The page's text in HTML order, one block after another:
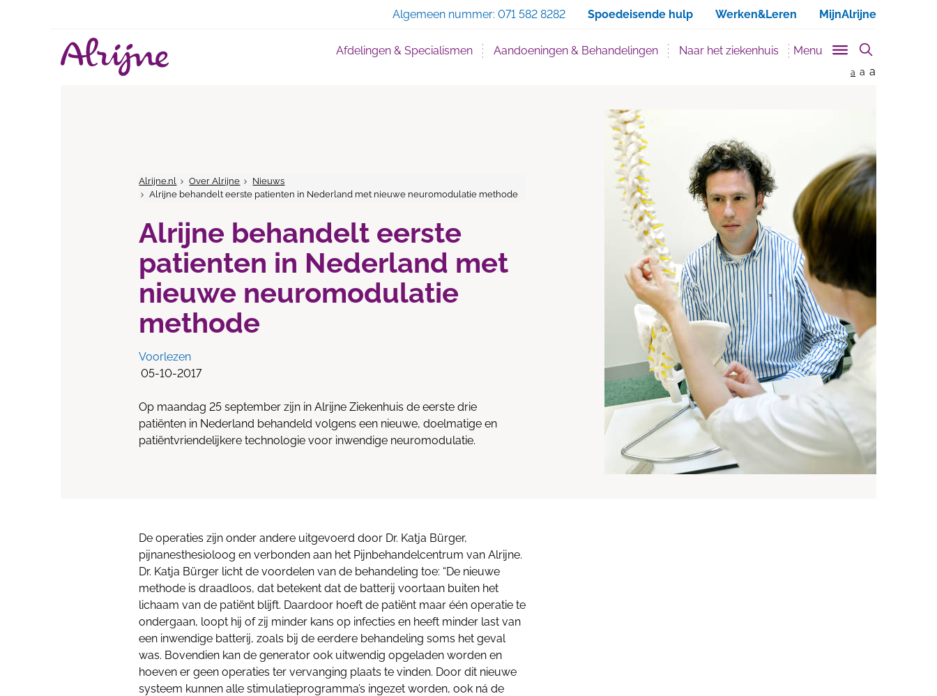
Algemeen nummer: 071 582 8282 Spoedeisende hulp Werken&Leren MijnAlrijne
Afdelingen & Specialismen Aandoeningen & Behandelingen Naar het ziekenhuis Menu
a a a
Alrijne.nl Over Alrijne
Nieuws
Alrijne behandelt eerste patienten in Nederland met nieuwe neuromodulatie methode
Alrijne behandelt eerste
patienten in Nederland met
nieuwe neuromodulatie
methode
Voorlezen
05-10-2017
Op maandag 25 september zijn in Alrijne Ziekenhuis de eerste drie
patiënten in Nederland behandeld volgens een nieuwe, doelmatige en
patiëntvriendelijkere technologie voor inwendige neuromodulatie.
De operaties zijn onder andere uitgevoerd door Dr. Katja Bürger,
pijnanesthesioloog en verbonden aan het Pijnbehandelcentrum van Alrijne.
Dr. Katja Bürger licht de voordelen van de behandeling toe: “De nieuwe
methode is draadloos, dat betekent dat de batterij voortaan buiten het
lichaam van de patiënt blijft. Daardoor hoeft de patiënt maar één operatie te
ondergaan, loopt hij of zij minder kans op infecties en heeft minder last van
een inwendige batterij, zoals bij de eerdere behandeling soms het geval
was. Bovendien kan de generator ook uitwendig opgeladen worden en
hoeven er geen operaties ter vervanging plaats te vinden. Door dit nieuwe
systeem kunnen alle stimulatieprogramma’s ingezet worden, ook ná de